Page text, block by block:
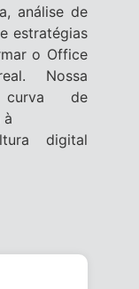
análise de
estratégias
o Office
Nossa
de
à
digital